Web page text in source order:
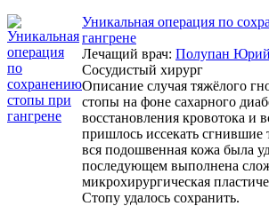
Уникальная операция по
гангрене
Лечащий врач: Полупан
Сосудистый хирург
Описание случая тяжёлого
стопы на фоне сахарного
восстановления кровотока и
пришлось иссекать сгнившие
вся подошвенная кожа была
последующем выполнена
микрохирургическая
Стопу удалось сохранить.